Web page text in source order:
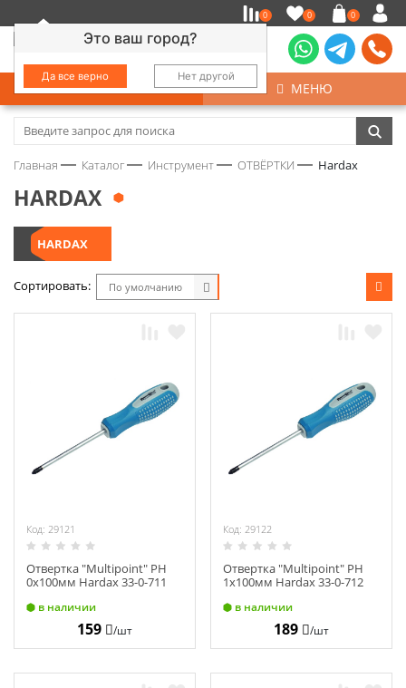
Это ваш город?
Да все верно Нет другой
0 0 0
КАТАЛОГ МЕНЮ
Замочно-скобяные изделия
Колеса
Круги и абразивы
Хозтовары
Главная Каталог Инструмент ОТВЁРТКИ Hardax
HARDAX
HARDAX
Сортировать: По умолчанию
Код: 29121
Отвертка "Multipoint" PH
0х100мм Hardax 33-0-711
в наличии
159 /шт
Код: 29122
Отвертка "Multipoint" PH
1х100мм Hardax 33-0-712
в наличии
189 /шт